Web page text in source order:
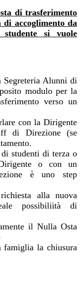
di trasferimento
di accoglimento da
si vuole
Segreteria Alunni di
modulo per la
verso un
con la Dirigente
di Direzione (se
studenti di terza o
o con un
è uno step
alla nuova
possibiliità di
il Nulla Osta
la chiusura